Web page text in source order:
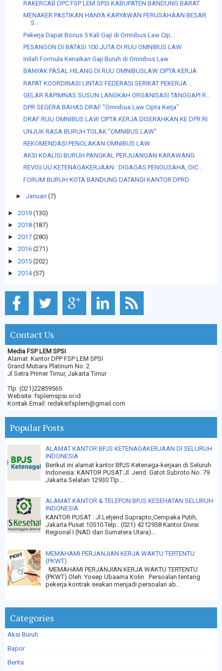
RAKERCAB DPC FSP LEM SPSI KABUPATEN BANDUNG BARAT
MENAKER PASTIKAN HANYA KARYAWAN PERUSAHAAN BESAR
S...
Pekerja Dapat Bonus 5 Kali Gaji di Omnibus Law Cip...
PESANGON DI BATASI 100 JUTA DI RUU OMNIBUS LAW
Inilah Formula Kenaikan Gaji Buruh di Omnibus Law
BANYAK PASAL HILANG DI RUU OMNIBUSLAW CIPTA KERJA
RAPAT KOORDINASI LINTAS FEDERASI SERIKAT PEKERJA ...
GELAR RAPIMNAS SUSUN LANGKAH ORGANISASI TANGGAPI R...
DPR SEGERA BAHAS DRAF "Omnibus Law Cipta Kerja"
DRAF RUU OMNIBUS LAW CIPTA KERJA DISERAHKAN KE DPR RI
UNJUK RASA BURUH TOLAK "OMNIBUS LAW"
REKOMENDASI PENOLAKAN OMNIBUS LAW
AKSI KOALISI BURUH PANGKAL PERJUANGAN KARAWANG
REVISI UU KETENAGAKERJAAN : DIGAGAS PENGUSAHA, DIC...
FORUM BURUH KOTA BANDUNG DATANGI KANTOR DPRD
► Januari (7)
► 2019 (130)
► 2018 (187)
► 2017 (280)
► 2016 (271)
► 2015 (202)
► 2014 (57)
Contact Us
Media FSP LEM SPSI
Alamat: Kantor DPP FSP LEM SPSI
Grand Mutiara Platinum No. 2
Jl Setra Primer Timur, Jakarta Timur
Tlp: (021)22859565
Website: fsplemspsi.or.id
Kontak Email: redaksifsplem@gmail.com
Popular Posts
ALAMAT KANTOR BPJS KETENAGAKERJAAN DI SELURUH
INDONESIA
Berikut ini alamat kantor BPJS Ketenaga-kerjaan di Seluruh
Indonesia: KANTOR PUSAT:Jl. Jend. Gatot Subroto No. 79
Jakarta Selatan 12930 Tlp....
ALAMAT KANTOR & TELEPON BPJS KESEHATAN SELURUH
INDONESIA
KANTOR PUSAT : Jl.Letjend.Suprapto,Cempaka Putih,
Jakarta Pusat 10510 Telp. :(021) 4212938 Kantor Divisi
Regional I (NAD dan Sumatera Utara)...
MEMAHAMI PERJANJIAN KERJA WAKTU TERTENTU
(PKWT)
MEMAHAMI PERJANJIAN KERJA WAKTU TERTENTU
(PKWT) Oleh: Yosep Ubaama Kolin Persoalan tentang
pekerja kontrak seakan menjadi persoalan ab...
Categories
Aksi Buruh
Bapor
Berita